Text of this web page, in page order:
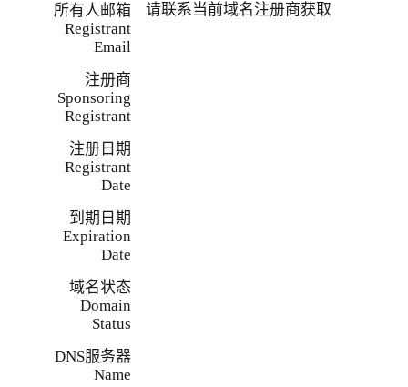
所有人邮箱
Registrant
Email
请联系当前域名注册商获取
注册商
Sponsoring
Registrant
注册日期
Registrant
Date
到期日期
Expiration
Date
域名状态
Domain
Status
DNS服务器
Name